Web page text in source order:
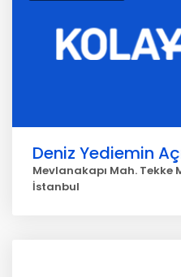
Deniz Yediemin
Mevlanakapı Mah. Tekke
İstanbul